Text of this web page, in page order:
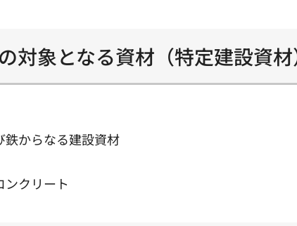
対象となる資材（特定建設資材
鉄からなる建設資材
ンクリート